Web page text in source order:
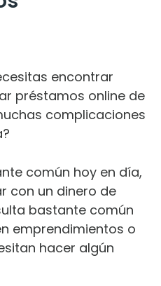
encontrar
préstamos online de
complicaciones
común hoy en día,
con un dinero de
bastante común
emprendimientos o
hacer algún